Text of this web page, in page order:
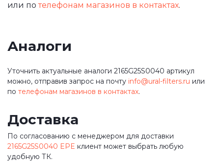
или потелефонам магазинов в контактах.
Аналоги
Уточнить актуальные аналоги 2165G25S0040 артикул
можно, отправив запрос на почту info@ural-filters.ru или
по телефонам магазинов в контактах.
Доставка
По согласованию с менеджером для доставки
2165G25S0040 EPE клиент может выбрать любую
удобную ТК.